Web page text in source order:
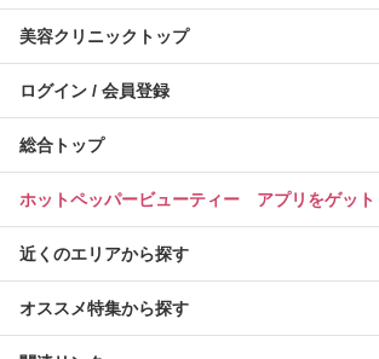
美容クリニックトップ
ログイン / 会員登録
総合トップ
ホットペッパービューティー アプリをゲット
近くのエリアから探す
オススメ特集から探す